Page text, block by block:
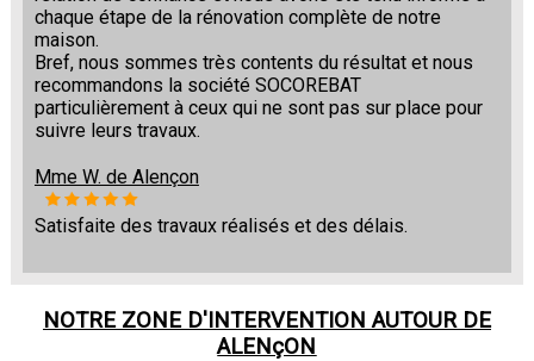
chaque étape de la rénovation complète de notre
maison.
Bref, nous sommes très contents du résultat et nous
recommandons la société SOCOREBAT
particulièrement à ceux qui ne sont pas sur place pour
suivre leurs travaux.
Mme W. de Alençon
Satisfaite des travaux réalisés et des délais.
NOTRE ZONE D'INTERVENTION AUTOUR DE
ALENçON